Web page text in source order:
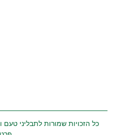
כל הזכויות שמורות לתבליני טעם